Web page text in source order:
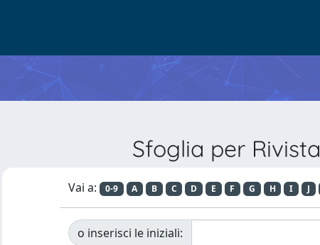
Sfoglia per Rivista
Vai a: 0-9 A B C D E F G H I J
o inserisci le iniziali: